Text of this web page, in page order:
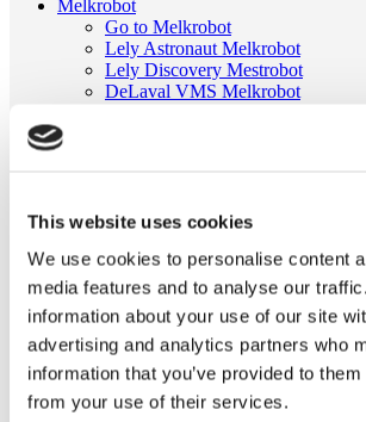
This website uses cookies
We use cookies to personalise content
media features and to analyse our
information about your use of our site
advertising and analytics partners who
information that you’ve provided to
from your use of their services.
Melkrobot
Go to Melkrobot
Lely Astronaut Melkrobot
Lely Discovery Mestrobot
DeLaval VMS Melkrobot
Stal benodigdheden
Ambic onderdelen
stalartikelen
Skelex
Home
Melkmachine
Tepelvoeringen
Tepelvoering passend voor Boumatic